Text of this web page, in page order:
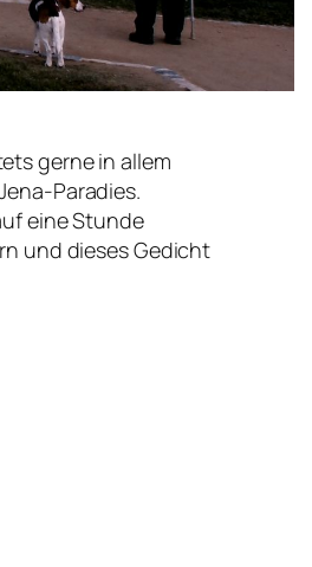
gerne in allem
Paradies.
eine Stunde
und dieses Gedicht